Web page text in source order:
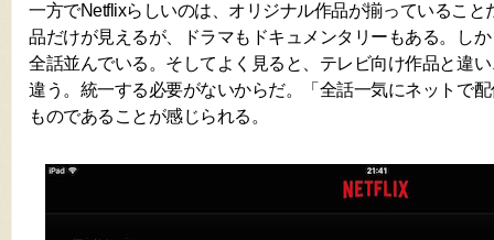
一方でNetflixらしいのは、オリジナル作品が揃っていること
品だけが見えるが、ドラマもドキュメンタリーもある。し
全話並んでいる。そしてよく見ると、テレビ向け作品と違
違う。統一する必要がないからだ。「全話一気にネットで
ものであることが感じられる。